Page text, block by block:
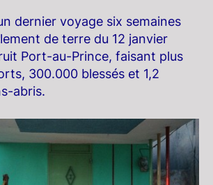
dernier voyage six semaines
de terre du 12 janvier
Port-au-Prince, faisant plus
300.000 blessés et 1,2
abris.